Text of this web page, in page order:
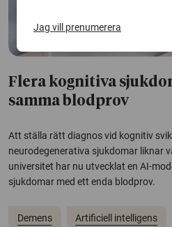
Flera kognitiva
samma blodprov
Att ställa rätt diagnos vid kognitiv
neurodegenerativa sjukdomar liknar
universitet har nu utvecklat en AI-
sjukdomar med ett enda blodprov.
Demens Artificiell intelligens
Jag vill prenumerera